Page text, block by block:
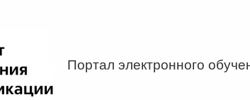
Портал электронного